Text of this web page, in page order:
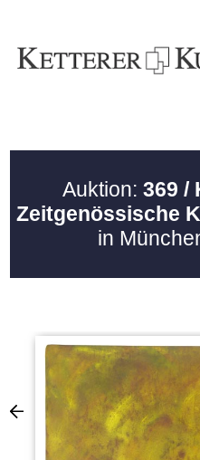
Auktion: 369 /
Zeitgenössische
in